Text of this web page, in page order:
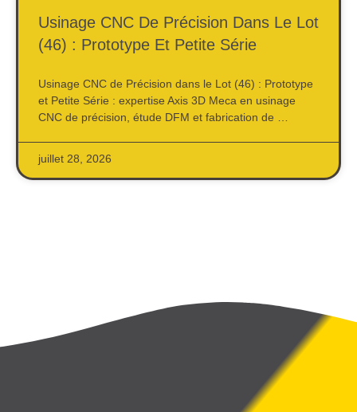
Usinage CNC De Précision Dans Le Lot
(46) : Prototype Et Petite Série
Usinage CNC de Précision dans le Lot (46) : Prototype
et Petite Série : expertise Axis 3D Meca en usinage
CNC de précision, étude DFM et fabrication de …
juillet 28, 2026